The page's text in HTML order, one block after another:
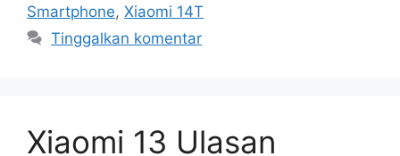
Smartphone, Xiaomi 14T
Tinggalkan komentar
Xiaomi 13 Ulasan